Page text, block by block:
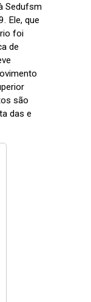
Sedufsm
Ele, que
foi
de
são
das e